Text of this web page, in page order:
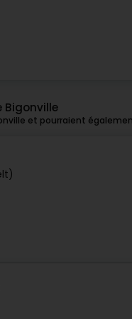
Bigonville
et pourraient